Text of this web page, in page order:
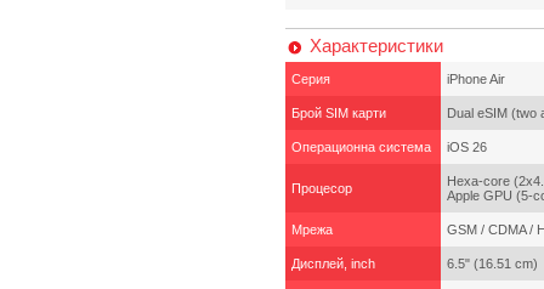
Характеристики
Серия iPhone Air
Брой SIM карти Dual eSIM (two
Операционна система iOS 26
Процесор
Hexa-core
Apple GPU (5-
Мрежа GSM / CDMA /
Дисплей, inch 6.5" (16.51 cm)